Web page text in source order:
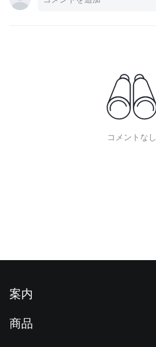
コメントなし
案内
商品